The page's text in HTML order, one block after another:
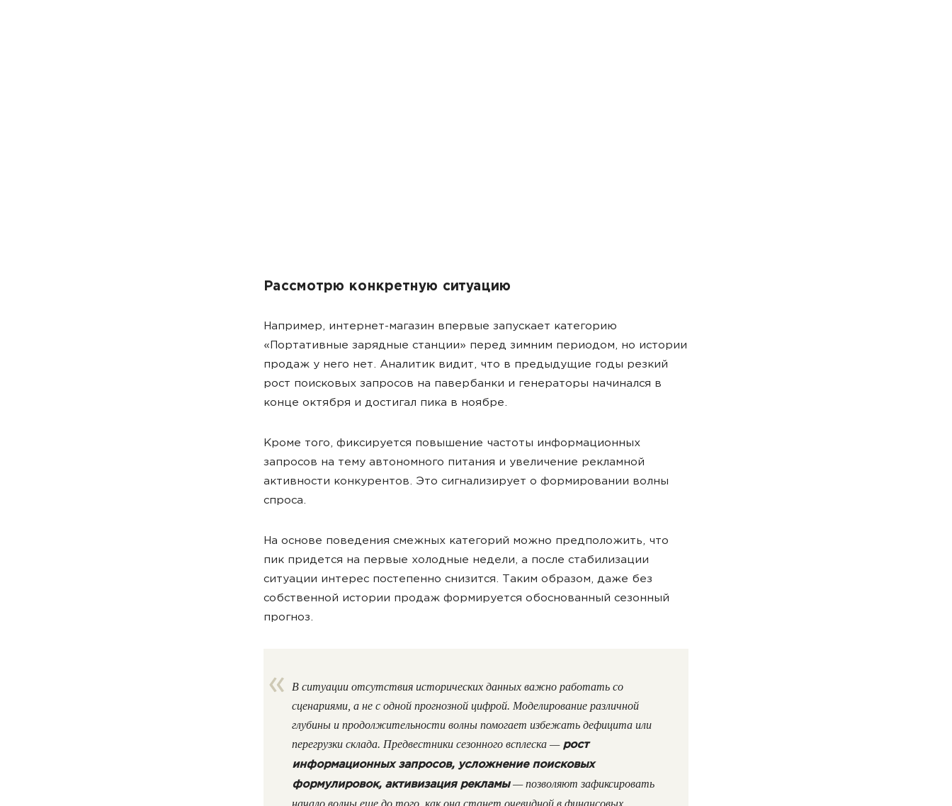
Рассмотрю конкретную ситуацию
Например, интернет-магазин впервые запускает категорию
«Портативные зарядные станции» перед зимним периодом, но истории
продаж у него нет. Аналитик видит, что в предыдущие годы резкий
рост поисковых запросов на павербанки и генераторы начинался в
конце октября и достигал пика в ноябре.
Кроме того, фиксируется повышение частоты информационных
запросов на тему автономного питания и увеличение рекламной
активности конкурентов. Это сигнализирует о формировании волны
спроса.
На основе поведения смежных категорий можно предположить, что
пик придется на первые холодные недели, а после стабилизации
ситуации интерес постепенно снизится. Таким образом, даже без
собственной истории продаж формируется обоснованный сезонный
прогноз.
В ситуации отсутствия исторических данных важно работать со
сценариями, а не с одной прогнозной цифрой. Моделирование различной
глубины и продолжительности волны помогает избежать дефицита или
перегрузки склада. Предвестники сезонного всплеска — рост
информационных запросов, усложнение поисковых
формулировок, активизация рекламы — позволяют зафиксировать
начало волны еще до того, как она станет очевидной в финансовых